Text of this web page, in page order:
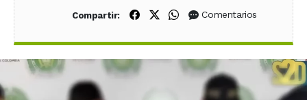
Compartir: Compartir en Facebook
Compartir en X (Twitter)
Compartir en WhatsApp
Comentarios